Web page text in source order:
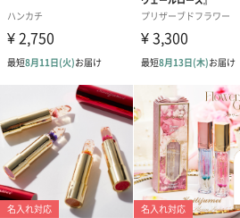
フラッグカプセル：イ
ンセンススティック
（END）（880円）
フラッグカ
ンセンスス
（
（880円）
おつまみ・その他
お酒にぴったりのおつまみ・サプリを
す。